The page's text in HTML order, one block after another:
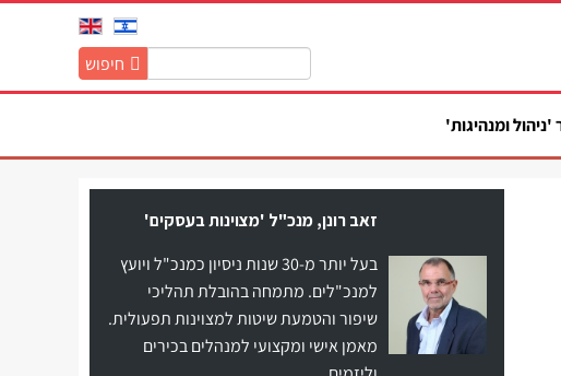
באתר:
חיפוש
ומנהיגות'
זאב רונן, מנכ"ל 'מצוינות בעסקים'
בעל יותר מ-30 שנות ניסיון כמנכ"ל ויועץ
למנכ"לים. מתמחה בהובלת תהליכי
שיפור והטמעת שיטות למצוינות תפעולית.
מאמן אישי ומקצועי למנהלים בכירים